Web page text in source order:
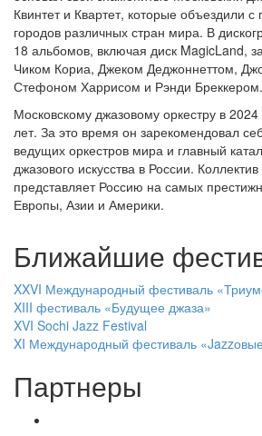
Квинтет и Квартет, которые объездили с
городов различных стран мира. В
18 альбомов, включая диск MagicLand,
Чиком Кориа, Джеком Деджоннеттом,
Стефоном Харрисом и Рэнди Бреккером.
Московскому джазовому оркестру в
лет. За это время он зарекомендовал
ведущих оркестров мира и главный
джазового искусства в России.
представляет Россию на самых
Европы, Азии и Америки.
Ближайшие
XXVI Международный фестиваль
XIII фестиваль «Будущее джаза»
XVI Sochi Jazz Festival
XI Международный фестиваль
Партнеры